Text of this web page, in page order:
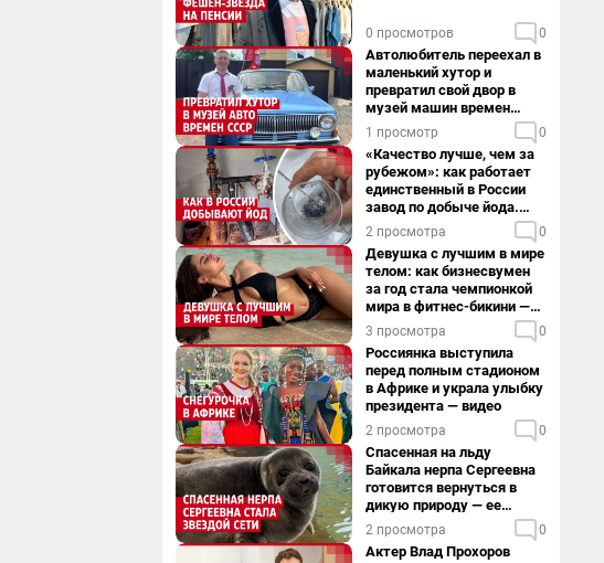
0 просмотров 0
Автолюбитель переехал в
маленький хутор и
превратил свой двор в
музей машин времен
СССР. Видео
1 просмотр 0
«Качество лучше, чем за
рубежом»: как работает
единственный в России
завод по добыче йода.
Видео
2 просмотра 0
Девушка с лучшим в мире
телом: как бизнесвумен
за год стала чемпионкой
мира в фитнес-бикини —
видео
3 просмотра 0
Россиянка выступила
перед полным стадионом
в Африке и украла улыбку
президента — видео
2 просмотра 0
Спасенная на льду
Байкала нерпа Сергеевна
готовится вернуться в
дикую природу — ее
видеоистория
2 просмотра 0
Актер Влад Прохоров